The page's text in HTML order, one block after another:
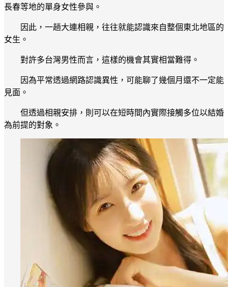
長春等地的單身女性參與。
因此，一趟大連相親，往往就能認識來自整個東北地區的
女生。
對許多台灣男性而言，這樣的機會其實相當難得。
因為平常透過網路認識異性，可能聊了幾個月還不一定能
見面。
但透過相親安排，則可以在短時間內實際接觸多位以結婚
為前提的對象。